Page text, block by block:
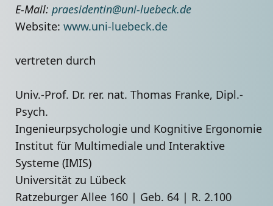
E-Mail: praesidentin@uni-luebeck.de
Website: www.uni-luebeck.de
vertreten durch
Univ.-Prof. Dr. rer. nat. Thomas Franke, Dipl.-
Psych.
Ingenieurpsychologie und Kognitive Ergonomie
Institut für Multimediale und Interaktive
Systeme (IMIS)
Universität zu Lübeck
Ratzeburger Allee 160 | Geb. 64 | R. 2.100